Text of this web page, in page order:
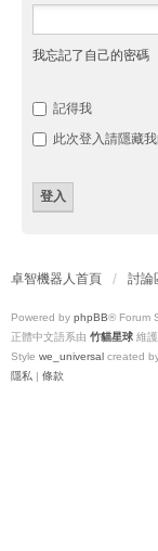
我忘記了自己的密碼
記得我
此次登入請隱藏
卓智機器人首頁 討論
Powered by phpBB® Forum
正體中文語系由 竹貓星球 維
Style we_universal created
隱私 | 條款